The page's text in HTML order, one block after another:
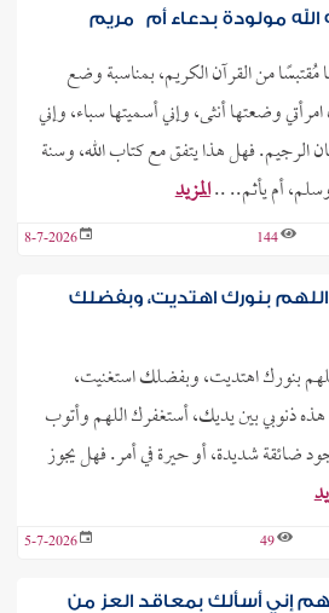
مولودة بدعاء أم مريم
من القرآن الكريم، بمناسبة وضع
وضعتها أنثى، وإني أسميتها سباء، وإني
الرجيم. فهل هذا يتفق مع كتاب الله، وسنة
أم يأثم.. ..المزيد
144
8-7-2026
اللهم بنورك اهتديت، وبفضلك
بنورك اهتديت، وبفضلك استغنيت،
ذنوبي بين يديك، أستغفرك اللهم وأتوب
ضائقة شديدة، أو حيرة في أمر. فهل يجوز
49
5-7-2026
إني أسألك بمعاقد العز من